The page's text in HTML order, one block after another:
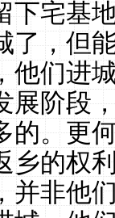
下宅基
了，但
他们进
展阶段
的。更
乡的权
并非他